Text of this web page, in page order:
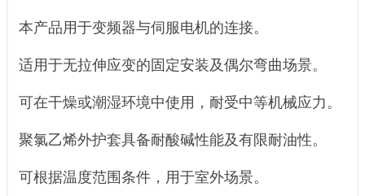
本产品用于变频器与伺服电机的连接。
适用于无拉伸应变的固定安装及偶尔弯曲场景。
可在干燥或潮湿环境中使用，耐受中等机械应力。
聚氯乙烯外护套具备耐酸碱性能及有限耐油性。
可根据温度范围条件，用于室外场景。